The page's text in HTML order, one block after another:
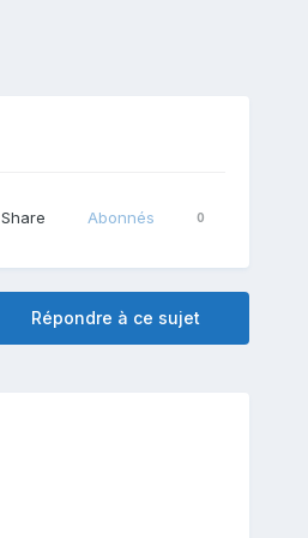
Share Abonnés 0
Répondre à ce sujet